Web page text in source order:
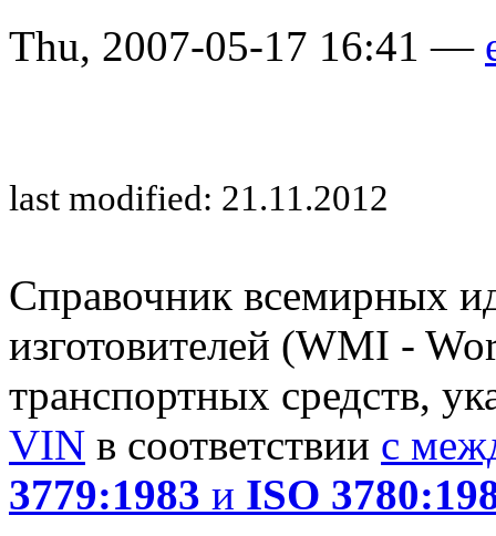
Thu, 2007-05-17 16:41 —
last modified: 21.11.2012
Справочник всемирных
изготовителей (WMI -
транспортных средств,
VIN в соответствии с
3779:1983 и ISO